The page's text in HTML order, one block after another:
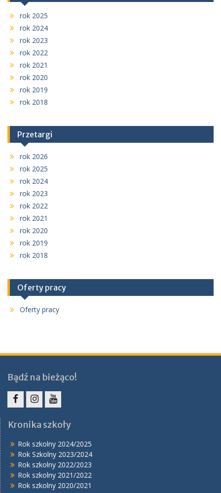
rok 2025
rok 2024
rok 2023
rok 2022
rok 2021
rok 2020
rok 2019
rok 2018
Przetargi
rok 2026
rok 2025
rok 2024
rok 2023
rok 2022
rok 2021
rok 2020
rok 2019
rok 2018
Oferty pracy
Oferty pracy
Bądź na bieżąco!
Kronika szkoły
Rok szkolny 2024/2025
Rok Szkolny 2023/2024
Rok szkolny 2022/2023
Rok szkolny 2021/2022
Rok szkolny 2020/2021